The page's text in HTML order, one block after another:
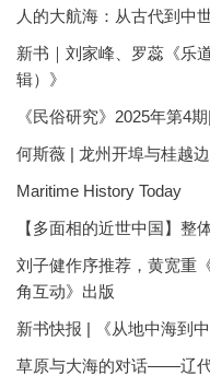
人的大航海：从古代到中
新书｜刘家峰、罗蕊《乐
辑）》
《民俗研究》2025年第4
何斯薇 | 龙州开埠与桂越
Maritime History Today
【多面相的近世中国】整
刘子健作序推荐，黄宽重
角互动》出版
新书快报 | 《从地中海到
草原与大海的对话——辽